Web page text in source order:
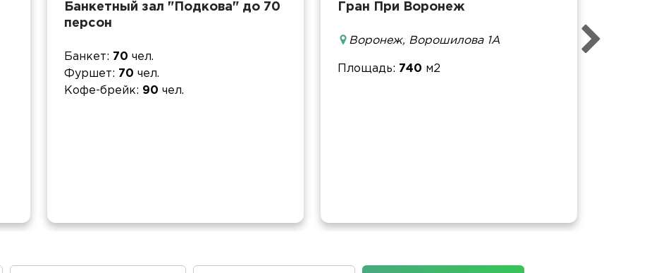
Банкетный зал "Подкова" до 70
персон
Банкет 70 чел.
Фуршет
70 чел.
Кофе-брейк
90 чел.
Гран При Воронеж
Воронеж, Ворошилова 1А
Площадь 740 м2